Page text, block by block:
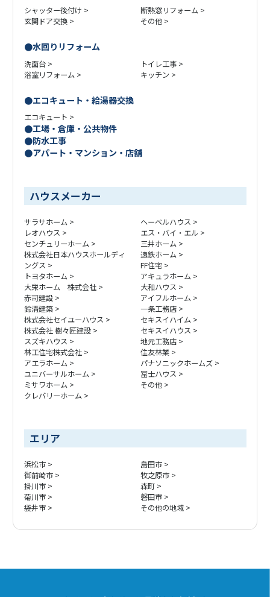
シャッター後付け
玄関ドア交換
断熱窓リフォーム
その他
水回りリフォーム
洗面台
浴室リフォーム
トイレ工事
キッチン
エコキュート・給湯器交換
エコキュート
工場・倉庫・公共物件
防水工事
アパート・マンション・店舗
ハウスメーカー
サラサホーム
レオハウス
センチュリーホーム
株式会社日本ハウスホールディ
ングス
トヨタホーム
大栄ホーム 株式会社
赤司建設
鈴清建築
株式会社セイユーハウス
株式会社 樹々匠建設
スズキハウス
林工住宅株式会社
アエラホーム
ユニバーサルホーム
ミサワホーム
クレバリーホーム
ヘーベルハウス
エス・バイ・エル
三井ホーム
遠鉄ホーム
FF住宅
アキュラホーム
大和ハウス
アイフルホーム
一条工務店
セキスイハイム
セキスイハウス
地元工務店
住友林業
パナソニックホームズ
冨士ハウス
その他
エリア
浜松市
御前崎市
掛川市
菊川市
袋井市
島田市
牧之原市
森町
磐田市
その他の地域